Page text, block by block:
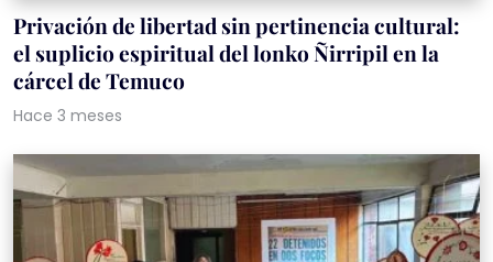
Privación de libertad sin pertinencia cultural:
el suplicio espiritual del lonko Ñirripil en la
cárcel de Temuco
Hace 3 meses